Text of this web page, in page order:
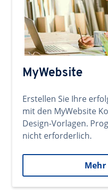
MyWebsite
Erstellen Sie Ihre
mit den MyWebsite
Design-Vorlagen.
nicht erforderlich.